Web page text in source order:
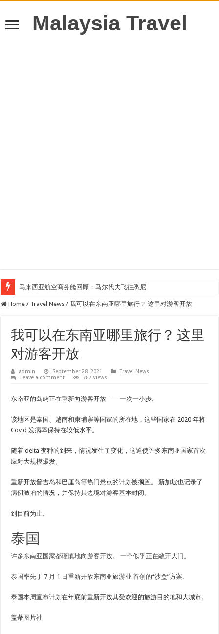
Malaysia Travel
马来西亚航空商务舱回顾：马尔代夫飞往悉尼
Klook客路汇聚超过50位旅游创作者，参与马来西亚Kreatorverse IN x
Home / Travel News / 我可以在东南亚哪里旅行？ 这里对游客开放
我可以在东南亚哪里旅行？ 这里
对游客开放
admin September 28, 2021
Travel News
Leave a comment
787 Views
东南亚的岛屿正在重新向游客开放——一次一小步。
该地区是泰国、越南和柬埔寨等国家的所在地，这些国家在 2020 年将
Covid 发病率保持在较低水平。
随着 delta 变种的到来，情况发生了变化，这迫使许多东南亚国家首次
应对大规模爆发。
重新开放普吉岛和巴厘岛等热门景点的计划被搁置。 新加坡也记录了
病例激增的情况，并保持其边境对游客基本封闭。
到目前为止。
泰国
许多东南亚国家都谨慎地向游客开放。 一个似乎正在敞开大门。
泰国率先于 7 月 1 日重新开放东南亚旅游业首创的“沙盒”方案.
泰国本周宣布计划在年底前重新开放其受欢迎的旅游目的地和大城市。
盖蒂图片社